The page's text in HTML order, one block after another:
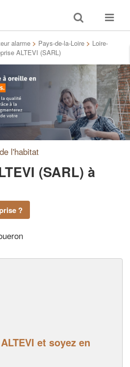
Toggle
search
Toggle
alarme > Pays-de-la-Loire > Loire-
ALTEVI (SARL)
l'habitat
(SARL) à
?
et soyez en